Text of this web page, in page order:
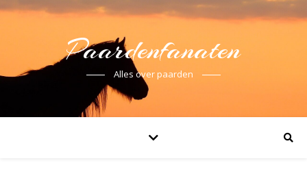
Paardenfanaten
Alles over paarden